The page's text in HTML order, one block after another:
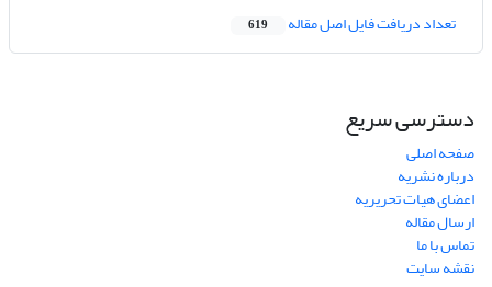
تعداد دریافت فایل اصل مقاله 619
دسترسی سریع
صفحه اصلی
درباره نشریه
اعضای هیات تحریریه
ارسال مقاله
تماس با ما
نقشه سایت